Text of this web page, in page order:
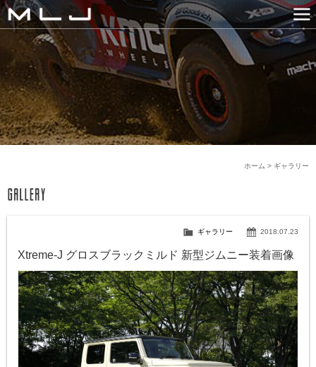
MLJ / Lexani(レクサーニ
PRODUCTS
GALLERY
SNS
COMPANY
HISTORY
CONTACT US
ギャラリー
ホーム >
2018.07.23
ギャラリー
Xtreme-J グロスブラックミルド 新型ジムニー装着画像